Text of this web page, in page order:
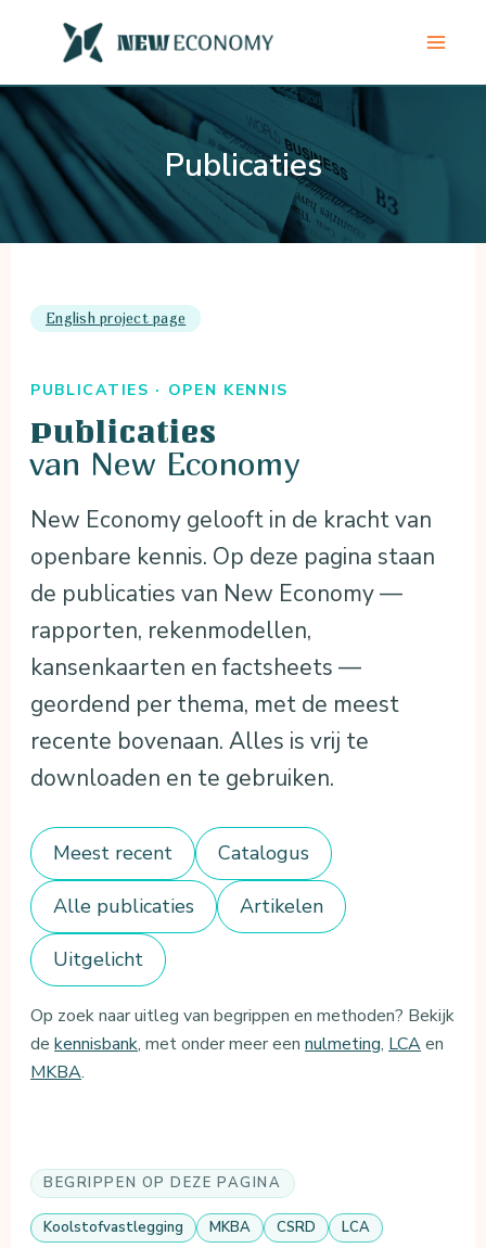
de
inhoud
Publicaties
English project page
PUBLICATIES · OPEN KENNIS
Publicaties
van New Economy
New Economy gelooft in de kracht van
openbare kennis. Op deze pagina staan
de publicaties van New Economy —
rapporten, rekenmodellen,
kansenkaarten en factsheets —
geordend per thema, met de meest
recente bovenaan. Alles is vrij te
downloaden en te gebruiken.
Meest recent Catalogus
Alle publicaties Artikelen
Uitgelicht
Op zoek naar uitleg van begrippen en methoden? Bekijk
dekennisbank, met onder meer eennulmeting, LCAen
MKBA.
BEGRIPPEN OP DEZE PAGINA
Koolstofvastlegging MKBA CSRD LCA